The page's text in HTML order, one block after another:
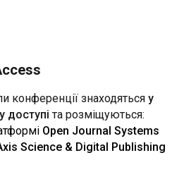
конференції знаходяться у
доступі та розміщуються:
Open Journal Systems
Science & Digital Publishing